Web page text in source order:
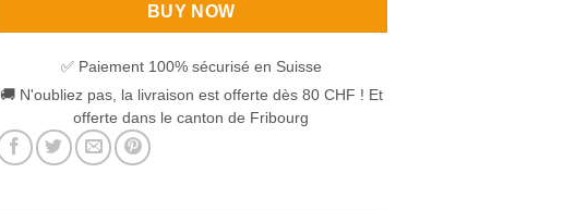
BUY NOW
✅ Paiement 100% sécurisé en Suisse
🚚 N'oubliez pas, la livraison est offerte dès 80 CHF ! Et
offerte dans le canton de Fribourg